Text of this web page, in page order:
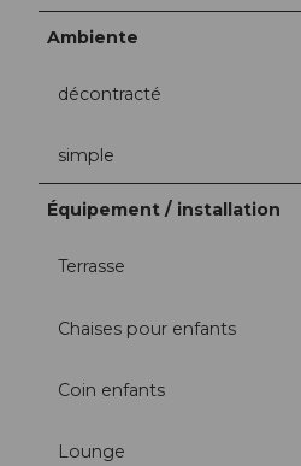
Ambiente
décontracté
simple
Équipement / installation
Terrasse
Chaises pour enfants
Coin enfants
Lounge